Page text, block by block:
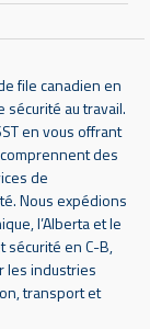
file canadien en
au travail.
en vous offrant
des
de
Nous expédions
l’Alberta et le
sécurité en C-B,
les industries
transport et